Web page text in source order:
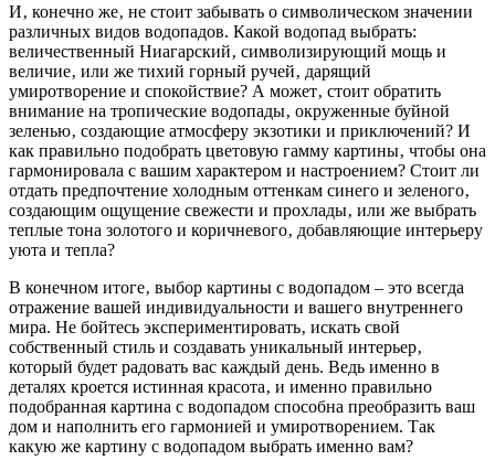
И‚ конечно же‚ не стоит забывать о символическом значении
различных видов водопадов. Какой водопад выбрать:
величественный Ниагарский‚ символизирующий мощь и
величие‚ или же тихий горный ручей‚ дарящий
умиротворение и спокойствие? А может‚ стоит обратить
внимание на тропические водопады‚ окруженные буйной
зеленью‚ создающие атмосферу экзотики и приключений? И
как правильно подобрать цветовую гамму картины‚ чтобы она
гармонировала с вашим характером и настроением? Стоит ли
отдать предпочтение холодным оттенкам синего и зеленого‚
создающим ощущение свежести и прохлады‚ или же выбрать
теплые тона золотого и коричневого‚ добавляющие интерьеру
уюта и тепла?
В конечном итоге‚ выбор картины с водопадом – это всегда
отражение вашей индивидуальности и вашего внутреннего
мира. Не бойтесь экспериментировать‚ искать свой
собственный стиль и создавать уникальный интерьер‚
который будет радовать вас каждый день. Ведь именно в
деталях кроется истинная красота‚ и именно правильно
подобранная картина с водопадом способна преобразить ваш
дом и наполнить его гармонией и умиротворением. Так
какую же картину с водопадом выбрать именно вам?